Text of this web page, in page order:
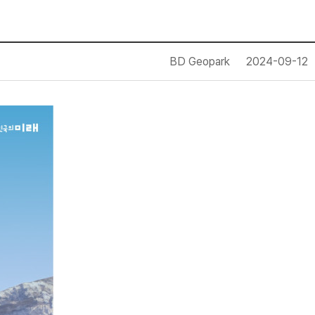
BD Geopark 2024-09-12